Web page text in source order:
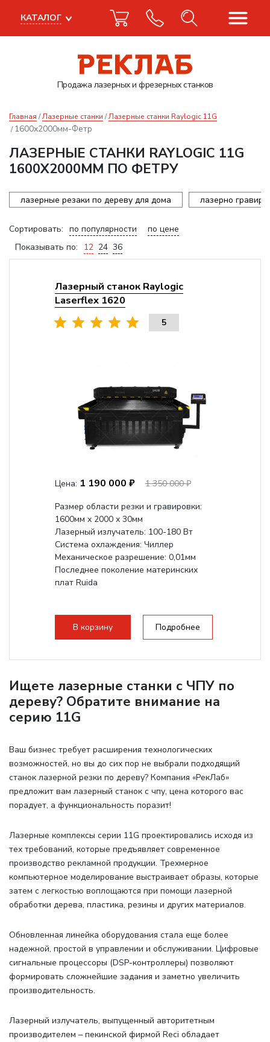
Продажа лазерныхи фрезерных станков
КАТАЛОГ
Главная Лазерные станки Лазерные станки Raylogic 11G
1600x2000мм-Фетр
ЛАЗЕРНЫЕ СТАНКИ RAYLOGIC 11G
1600X2000ММ ПО ФЕТРУ
лазерные резаки по дереву для дома лазерно
Сортировать: по популярности
по цене
Показывать по:
12 24 36
Лазерный станок Raylogic
Laserflex 1620
5
Цена: 1 190 000 ₽
1 350 000 ₽
Размер области резки и гравировки:
1600мм х 2000 х 30мм
Лазерный излучатель: 100-180 Вт
Система охлаждения: Чиллер
Механическое разрешение: 0,01мм
Последнее поколение материнских
плат Ruida
В корзину Подробнее
Ищете лазерные станки с ЧПУ по
дереву? Обратите внимание на
серию 11G
Ваш бизнес требует расширения технологических
возможностей, но вы до сих пор не выбрали подходящий
станок лазерной резки по дереву? Компания «РекЛаб»
предложит вам лазерный станок с чпу, цена которого вас
порадует, а функциональность поразит!
Лазерные комплексы серии 11G проектировались исходя из
тех требований, которые предъявляет современное
производство рекламной продукции. Трехмерное
компьютерное моделирование выстраивает образы, которые
затем с легкостью воплощаются при помощи лазерной
обработки дерева, пластика, резины и других материалов.
Обновленная линейка оборудования стала еще более
надежной, простой в управлении и обслуживании. Цифровые
сигнальные процессоры (DSP-контроллеры) позволяют
формировать сложнейшие задания и заметно увеличить
производительность.
Лазерный излучатель, выпущенный авторитетным
производителем – пекинской фирмой Reci обладает